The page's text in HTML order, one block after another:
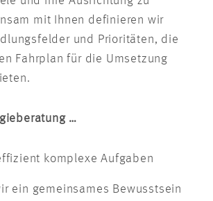
mit Ihnen definieren wir
und Prioritäten, die
Fahrplan für die Umsetzung
…
komplexe Aufgaben
ein gemeinsames Bewusstsein